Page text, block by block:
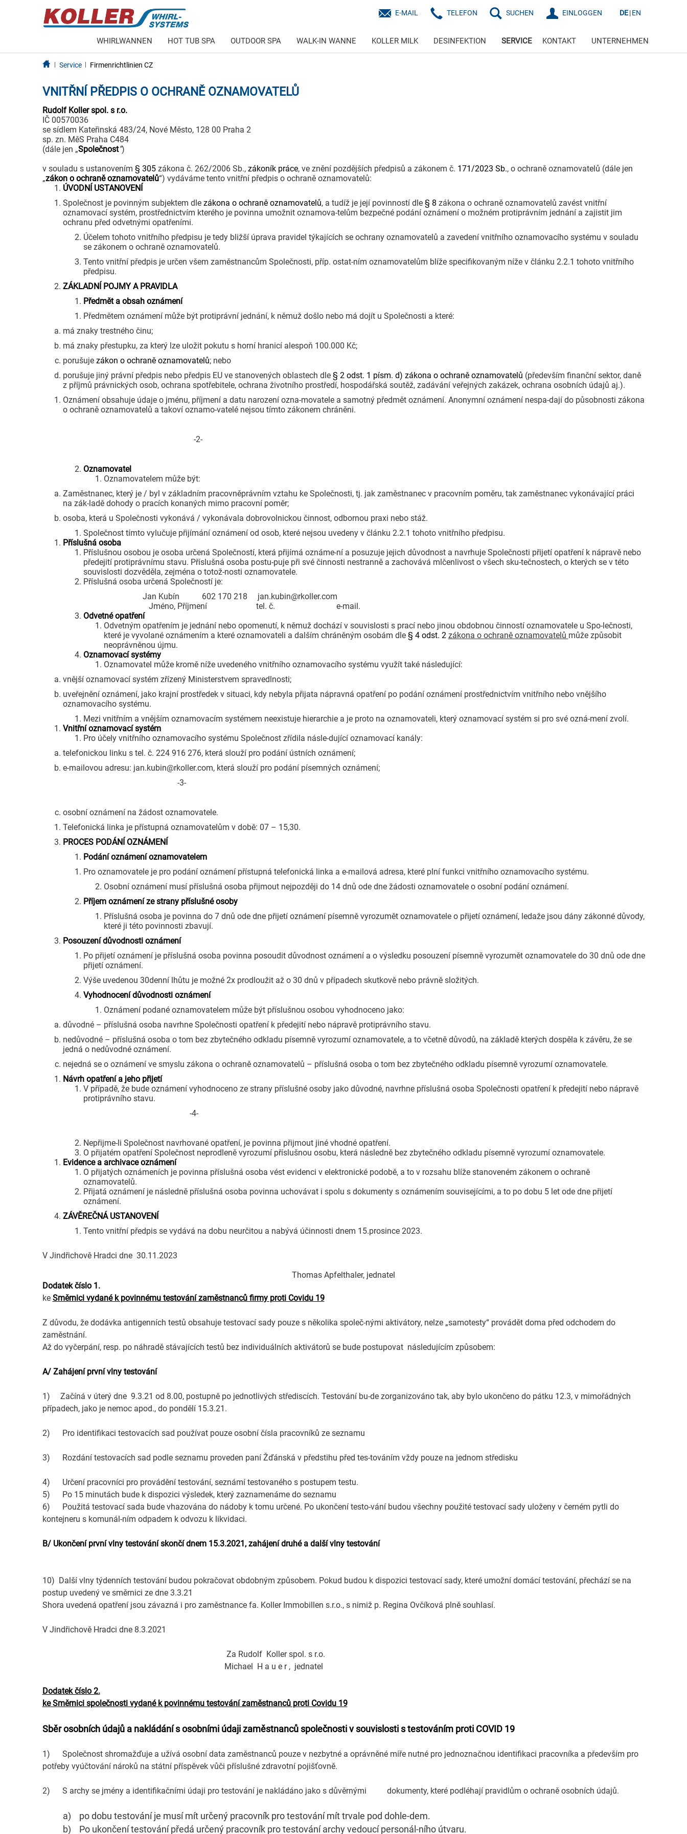
E-MAIL TELEFON SUCHEN EINLOGGEN DE EN
WHIRLWANNEN HOT TUB SPA OUTDOOR SPA WALK-IN WANNE KOLLER MILK DESINFEKTION SERVICE KONTAKT UNTERNEHMEN
Service Firmenrichtlinien CZ
VNITŘNÍ PŘEDPIS O OCHRANĚ OZNAMOVATELŮ
Rudolf Koller spol. s r.o.
IČ 00570036
se sídlem Kateřinská 483/24, Nové Město, 128 00 Praha 2
sp. zn. MěS Praha C484
(dále jen „Společnost”)
v souladu s ustanovením § 305zákona č. 262/2006 Sb., zákoník práce, ve znění pozdějších předpisů a zákonem č. 171/2023 Sb., o ochraně oznamovatelů (dále jen
„zákon o ochraně oznamovatelů“) vydáváme tento vnitřní předpis o ochraně oznamovatelů:
ÚVODNÍ USTANOVENÍ
Společnost je povinným subjektem dle zákona o ochraně oznamovatelů, a tudíž je její povinností dle § 8 zákona o ochraně oznamovatelů zavést vnitřní
oznamovací systém, prostřednictvím kterého je povinna umožnit oznamova-telům bezpečné podání oznámení o možném protiprávním jednání a zajistit jim
ochranu před odvetnými opatřeními.
Účelem tohoto vnitřního předpisu je tedy bližší úprava pravidel týkajících se ochrany oznamovatelů a zavedení vnitřního oznamovacího systému v souladu
se zákonem o ochraně oznamovatelů.
Tento vnitřní předpis je určen všem zaměstnancům Společnosti, příp. ostat-ním oznamovatelům blíže specifikovaným níže v článku 2.2.1 tohoto vnitřního
předpisu.
ZÁKLADNÍ POJMY A PRAVIDLA
Předmět a obsah oznámení
Předmětem oznámení může být protiprávní jednání, k němuž došlo nebo má dojít u Společnosti a které:
má znaky trestného činu;
má znaky přestupku, za který lze uložit pokutu s horní hranicí alespoň 100.000 Kč;
porušuje zákon o ochraně oznamovatelů; nebo
porušuje jiný právní předpis nebo předpis EU ve stanovených oblastech dle § 2 odst. 1 písm. d) zákona o ochraně oznamovatelů (především finanční sektor, daně
z příjmů právnických osob, ochrana spotřebitele, ochrana životního prostředí, hospodářská soutěž, zadávání veřejných zakázek, ochrana osobních údajů aj.).
Oznámení obsahuje údaje o jménu, příjmení a datu narození ozna-movatele a samotný předmět oznámení. Anonymní oznámení nespa-dají do působnosti zákona
o ochraně oznamovatelů a takoví oznamo-vatelé nejsou tímto zákonem chráněni.
-2-
Oznamovatel
Oznamovatelem může být:
Zaměstnanec, který je / byl v základním pracovněprávním vztahu ke Společnosti, tj. jak zaměstnanec v pracovním poměru, tak zaměstnanec vykonávající práci
na zák-ladě dohody o pracích konaných mimo pracovní poměr;
osoba, která u Společnosti vykonává / vykonávala dobrovolnickou činnost, odbornou praxi nebo stáž.
Společnost tímto vylučuje přijímání oznámení od osob, které nejsou uvedeny v článku 2.2.1 tohoto vnitřního předpisu.
Příslušná osoba
Příslušnou osobou je osoba určená Společností, která přijímá oznáme-ní a posuzuje jejich důvodnost a navrhuje Společnosti přijetí opatření k nápravě nebo
předejití protiprávnímu stavu. Příslušná osoba postu-puje při své činnosti nestranně a zachovává mlčenlivost o všech sku-tečnostech, o kterých se v této
souvislosti dozvěděla, zejména o totož-nosti oznamovatele.
Příslušná osoba určená Společností je:
Jan Kubín 602 170 218 jan.kubin@rkoller.com
Jméno, Příjmení tel. č. e-mail.
Odvetné opatření
Odvetným opatřením je jednání nebo opomenutí, k němuž dochází v souvislosti s prací nebo jinou obdobnou činností oznamovatele u Spo-lečnosti,
které je vyvolané oznámením a které oznamovateli a dalším chráněným osobám dle § 4 odst. 2 zákona o ochraně oznamovatelů může způsobit
neoprávněnou újmu.
Oznamovací systémy
Oznamovatel může kromě níže uvedeného vnitřního oznamovacího systému využít také následující:
vnější oznamovací systém zřízený Ministerstvem spravedlnosti;
uveřejnění oznámení, jako krajní prostředek v situaci, kdy nebyla přijata nápravná opatření po podání oznámení prostřednictvím vnitřního nebo vnějšího
oznamovacího systému.
Mezi vnitřním a vnějším oznamovacím systémem neexistuje hierarchie a je proto na oznamovateli, který oznamovací systém si pro své ozná-mení zvolí.
Vnitřní oznamovací systém
Pro účely vnitřního oznamovacího systému Společnost zřídila násle-dující oznamovací kanály:
telefonickou linku s tel. č. 224 916 276, která slouží pro podání ústních oznámení;
e-mailovou adresu: jan.kubin@rkoller.com, která slouží pro podání písemných oznámení;
-3-
osobní oznámení na žádost oznamovatele.
Telefonická linka je přístupná oznamovatelům v době: 07 – 15,30.
PROCES PODÁNÍ OZNÁMENÍ
Podání oznámení oznamovatelem
Pro oznamovatele je pro podání oznámení přístupná telefonická linka a e-mailová adresa, které plní funkci vnitřního oznamovacího systému.
Osobní oznámení musí příslušná osoba přijmout nejpozději do 14 dnů ode dne žádosti oznamovatele o osobní podání oznámení.
Příjem oznámení ze strany příslušné osoby
Příslušná osoba je povinna do 7 dnů ode dne přijetí oznámení písemně vyrozumět oznamovatele o přijetí oznámení, ledaže jsou dány zákonné důvody,
které ji této povinnosti zbavují.
Posouzení důvodnosti oznámení
Po přijetí oznámení je příslušná osoba povinna posoudit důvodnost oznámení a o výsledku posouzení písemně vyrozumět oznamovatele do 30 dnů ode dne
přijetí oznámení.
Výše uvedenou 30denní lhůtu je možné 2x prodloužit až o 30 dnů v případech skutkově nebo právně složitých.
Vyhodnocení důvodnosti oznámení
Oznámení podané oznamovatelem může být příslušnou osobou vyhodnoceno jako:
důvodné – příslušná osoba navrhne Společnosti opatření k předejití nebo nápravě protiprávního stavu.
nedůvodné – příslušná osoba o tom bez zbytečného odkladu písemně vyrozumí oznamovatele, a to včetně důvodů, na základě kterých dospěla k závěru, že se
jedná o nedůvodné oznámení.
nejedná se o oznámení ve smyslu zákona o ochraně oznamovatelů – příslušná osoba o tom bez zbytečného odkladu písemně vyrozumí oznamovatele.
Návrh opatření a jeho přijetí
V případě, že bude oznámení vyhodnoceno ze strany příslušné osoby jako důvodné, navrhne příslušná osoba Společnosti opatření k předejití nebo nápravě
protiprávního stavu.
-4-
Nepřijme-li Společnost navrhované opatření, je povinna přijmout jiné vhodné opatření.
O přijatém opatření Společnost neprodleně vyrozumí příslušnou osobu, která následně bez zbytečného odkladu písemně vyrozumí oznamovatele.
Evidence a archivace oznámení
O přijatých oznámeních je povinna příslušná osoba vést evidenci v elektronické podobě, a to v rozsahu blíže stanoveném zákonem o ochraně
oznamovatelů.
Přijatá oznámení je následně příslušná osoba povinna uchovávat i spolu s dokumenty s oznámením souvisejícími, a to po dobu 5 let ode dne přijetí
oznámení.
ZÁVĚREČNÁ USTANOVENÍ
Tento vnitřní předpis se vydává na dobu neurčitou a nabývá účinnosti dnem 15.prosince 2023.
V Jindřichově Hradci dne 30.11.2023
Thomas Apfelthaler, jednatel
Dodatek číslo 1.
ke Směrnici vydané k povinnému testování zaměstnanců firmy proti Covidu 19
Z důvodu, že dodávka antigenních testů obsahuje testovací sady pouze s několika společ-nými aktivátory, nelze „samotesty“ provádět doma před odchodem do
zaměstnání.
Až do vyčerpání, resp. po náhradě stávajících testů bez individuálních aktivátorů se bude postupovat následujícím způsobem:
A/ Zahájení první vlny testování
1) Začíná v úterý dne 9.3.21 od 8.00, postupně po jednotlivých střediscích. Testování bu-de zorganizováno tak, aby bylo ukončeno do pátku 12.3, v mimořádných
případech, jako je nemoc apod., do pondělí 15.3.21.
2) Pro identifikaci testovacích sad používat pouze osobní čísla pracovníků ze seznamu
3) Rozdání testovacích sad podle seznamu proveden paní Žďánská v předstihu před tes-továním vždy pouze na jednom středisku
4) Určení pracovníci pro provádění testování, seznámí testovaného s postupem testu.
5) Po 15 minutách bude k dispozici výsledek, který zaznamenáme do seznamu
6) Použitá testovací sada bude vhazována do nádoby k tomu určené. Po ukončení testo-vání budou všechny použité testovací sady uloženy v černém pytli do
kontejneru s komunál-ním odpadem k odvozu k likvidaci.
B/ Ukončení první vlny testování skončí dnem 15.3.2021, zahájení druhé a další vlny testování
10) Další vlny týdenních testování budou pokračovat obdobným způsobem. Pokud budou k dispozici testovací sady, které umožní domácí testování, přechází se na
postup uvedený ve směrnici ze dne 3.3.21
Shora uvedená opatření jsou závazná i pro zaměstnance fa. Koller Immobillen s.r.o., s nimiž p. Regina Ovčíková plně souhlasí.
V Jindřichově Hradci dne 8.3.2021
Za Rudolf Koller spol. s r.o.
Michael H a u e r , jednatel
Dodatek číslo 2.
ke Směrnici společnosti vydané k povinnému testování zaměstnanců proti Covidu 19
Sběr osobních údajů a nakládání s osobními údaji zaměstnanců společnosti v souvislosti s testováním proti COVID 19
1) Společnost shromažďuje a užívá osobní data zaměstnanců pouze v nezbytné a oprávněné míře nutné pro jednoznačnou identifikaci pracovníka a především pro
potřeby vyúčtování nároků na státní příspěvek vůči příslušné zdravotní pojišťovně.
2) S archy se jmény a identifikačními údaji pro testování je nakládáno jako s důvěrnými dokumenty, které podléhají pravidlům o ochraně osobních údajů.
a)
po dobu testování je musí mít určený pracovník pro testování mít trvale pod dohle-dem.
b)
Po ukončení testování předá určený pracovník pro testování archy vedoucí personál-ního útvaru.